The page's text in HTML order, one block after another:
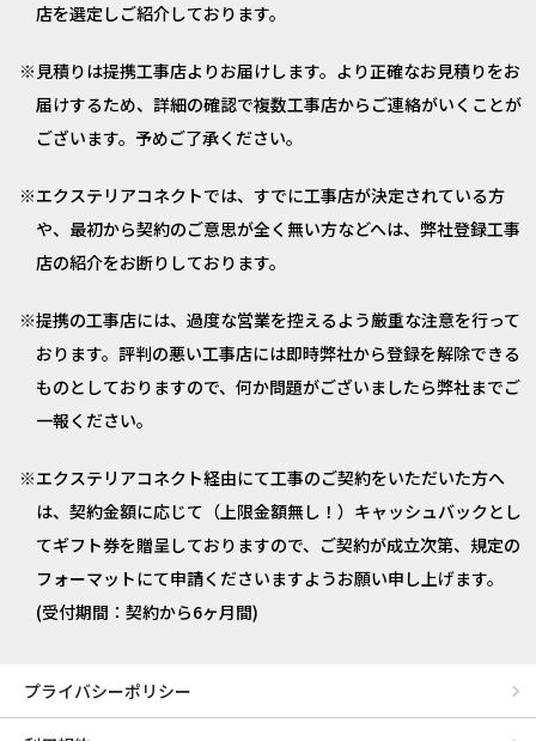
店を選定しご紹介しております。
見積りは提携工事店よりお届けします。より正確なお見積りをお
届けするため、詳細の確認で複数工事店からご連絡がいくことが
ございます。予めご了承ください。
エクステリアコネクトでは、すでに工事店が決定されている方
や、最初から契約のご意思が全く無い方などへは、弊社登録工事
店の紹介をお断りしております。
提携の工事店には、過度な営業を控えるよう厳重な注意を行って
おります。評判の悪い工事店には即時弊社から登録を解除できる
ものとしておりますので、何か問題がございましたら弊社までご
一報ください。
エクステリアコネクト経由にて工事のご契約をいただいた方へ
は、契約金額に応じて（上限金額無し！）キャッシュバックとし
てギフト券を贈呈しておりますので、ご契約が成立次第、規定の
フォーマットにて申請くださいますようお願い申し上げます。
(受付期間：契約から6ヶ月間)
プライバシーポリシー